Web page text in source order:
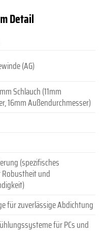
Detail
(AG)
Schlauch (11mm
16mm Außendurchmesser)
(spezifisches
und
für zuverlässige Abdichtung
für PCs und